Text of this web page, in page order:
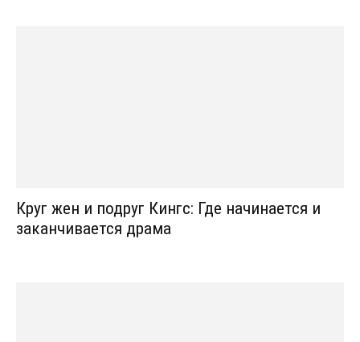
Круг жен и подруг Кингс: Где начинается и
заканчивается драма